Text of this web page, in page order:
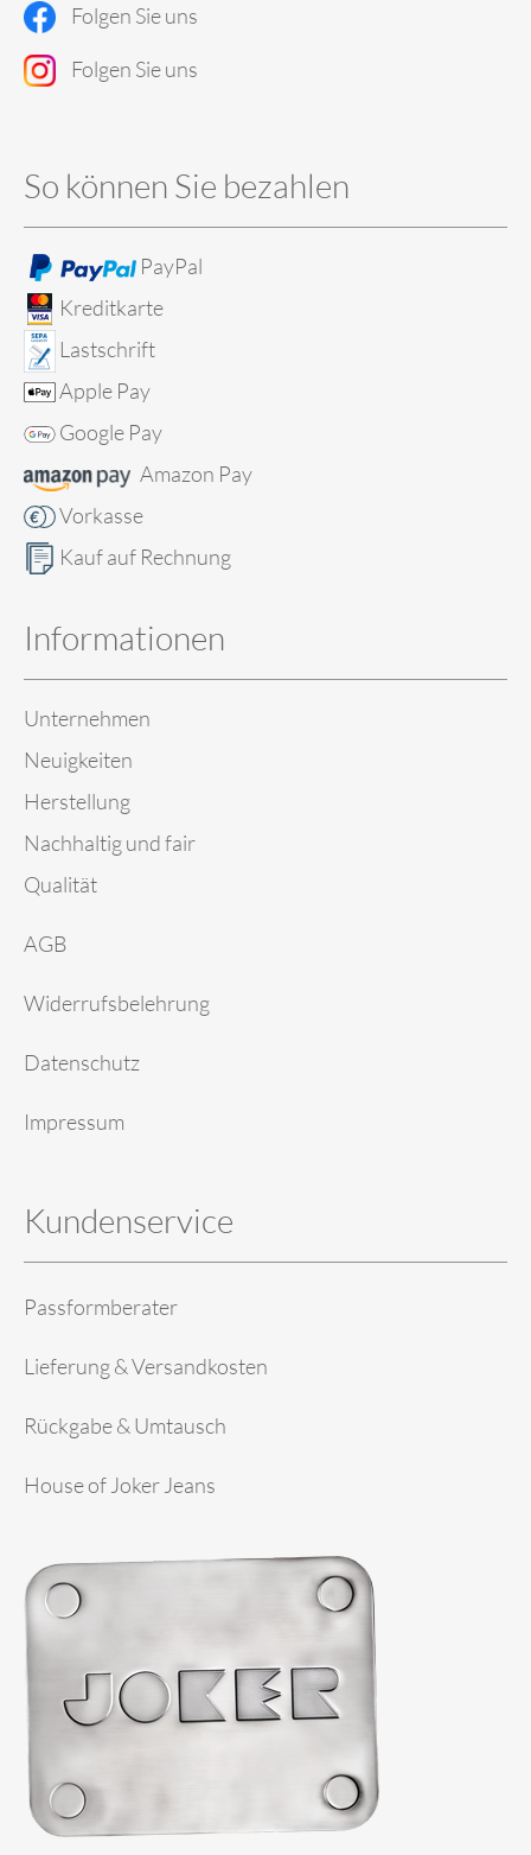
Folgen Sie uns
Folgen Sie uns
So können Sie bezahlen
PayPal
Kreditkarte
Lastschrift
Apple Pay
Google Pay
Amazon Pay
Vorkasse
Kauf auf Rechnung
Informationen
Unternehmen
Neuigkeiten
Herstellung
Nachhaltig und fair
Qualität
AGB
Widerrufsbelehrung
Datenschutz
Impressum
Kundenservice
Passformberater
Lieferung & Versandkosten
Rückgabe & Umtausch
House of Joker Jeans